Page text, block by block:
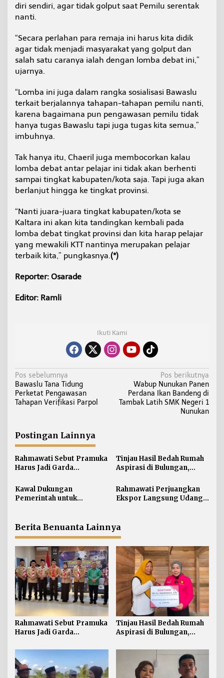
diri sendiri, agar tidak golput saat Pemilu serentak
nanti.
“Secara perlahan para remaja ini harus kita didik
agar tidak menjadi masyarakat yang golput dan
salah satu caranya ialah dengan lomba debat ini,”
ujarnya.
“Lomba ini juga dalam rangka sosialisasi Bawaslu
terkait berjalannya tahapan-tahapan pemilu nanti,
karena bagaimana pun pengawasan pemilu tidak
hanya tugas Bawaslu tapi juga tugas kita semua,”
imbuhnya.
Tak hanya itu, Chaeril juga membocorkan kalau
lomba debat antar pelajar ini tidak akan berhenti
sampai tingkat kabupaten/kota saja. Tapi juga akan
berlanjut hingga ke tingkat provinsi.
“Nanti juara-juara tingkat kabupaten/kota se
Kaltara ini akan kita tandingkan kembali pada
lomba debat tingkat provinsi dan kita harap pelajar
yang mewakili KTT nantinya merupakan pelajar
terbaik kita,” pungkasnya.(*)
Reporter: Osarade
Editor: Ramli
Ikuti Kami
N
a
v
a
s
i
p
o
s
Pos sebelumnya
Bawaslu Tana Tidung
Perketat Pengawasan
Tahapan Verifikasi Parpol
Pos berikutnya
Wabup Nunukan Panen
Perdana Ikan Bandeng di
Tambak Latih SMK Negeri 1
Nunukan
Postingan Lainnya
Rahmawati Sebut Pramuka
Harus Jadi Garda
Generasi Perbatasan dari
Narkoba
Tinjau Hasil Bedah Rumah
Aspirasi di Bulungan,
Bantuan Penyelesaian
Pintu dan Jendela
Kawal Dukungan
Pemerintah untuk
Petani di Desa Gunung
Putih
Rahmawati Perjuangkan
Ekspor Langsung Udang
Berita Benuanta Lainnya
Rahmawati Sebut Pramuka
Harus Jadi Garda
Generasi Perbatasan dari
Narkoba
Tinjau Hasil Bedah Rumah
Aspirasi di Bulungan,
Bantuan Penyelesaian
Pintu dan Jendela